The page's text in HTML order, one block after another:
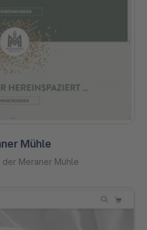
Mühle
Meraner Mühle